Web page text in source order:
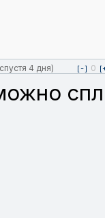
4 дня) [-] 0